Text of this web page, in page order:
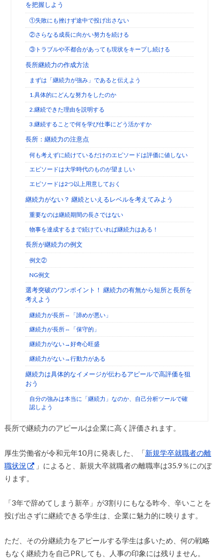
を把握しよう
①失敗にも挫けず途中で投げ出さない
②さらなる成長に向かい努力を続ける
③トラブルや不都合があっても現状をキープし続ける
長所継続力の作成方法
まずは「継続力が強み」であると伝えよう
1.具体的にどんな努力をしたのか
2.継続できた理由を説明する
3.継続することで何を学び仕事にどう活かすか
長所：継続力の注意点
何も考えずに続けているだけのエピソードは評価に値しない
エピソードは大学時代のものが望ましい
エピソードは2つ以上用意しておく
継続力がない？ 継続といえるレベルを考えてみよう
重要なのは継続期間の長さではない
物事を達成するまで続けていれば継続力はある！
長所が継続力の例文
例文②
NG例文
選考突破のワンポイント！ 継続力の有無から短所と長所を
考えよう
継続力が長所⇔「諦めが悪い」
継続力が長所⇔「保守的」
継続力がない→好奇心旺盛
継続力がない→行動力がある
継続力は具体的なイメージが伝わるアピールで高評価を狙
おう
自分の強みは本当に「継続力」なのか、自己分析ツールで確
認しよう
長所で継続力のアピールは企業に高く評価されます。
厚生労働省が令和元年10月に発表した、「新規学卒就職者の離
職状況
」によると、新規大卒就職者の離職率は35.9％にのぼ
ります。
「3年で辞めてしまう新卒」が3割りにもなる昨今、辛いことを
投げ出さずに継続できる学生は、企業に魅力的に映ります。
ただ、その分継続力をアピールする学生は多いため、何の戦略
もなく継続力を自己PRしても、人事の印象には残りません。